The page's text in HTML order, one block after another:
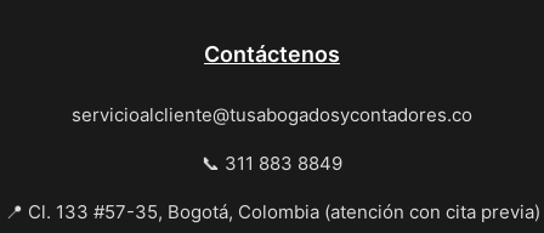
Contáctenos
servicioalcliente@tusabogadosycontadores.co
📞 311 883 8849
📍 Cl. 133 #57-35, Bogotá, Colombia (atención con cita previa)